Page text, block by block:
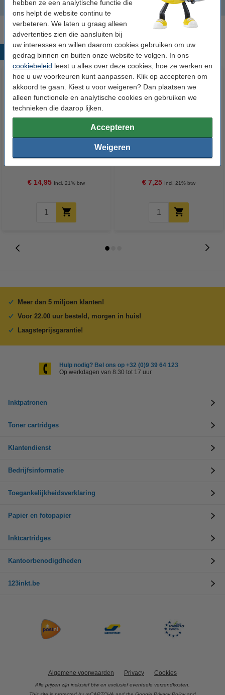
hebben ze een analytische functie die
ons helpt de website continu te
verbeteren. We laten u graag alleen
advertenties zien die aansluiten bij
uw interesses en willen daarom cookies gebruiken om uw
gedrag binnen en buiten onze website te volgen. In ons
cookiebeleid leest u alles over deze cookies, hoe ze werken en
hoe u uw voorkeuren kunt aanpassen. Klik op accepteren om
akkoord te gaan. Kiest u voor weigeren? Dan plaatsen we
alleen functionele en analytische cookies en gebruiken we
technieken die daarop lijken.
Accepteren
Weigeren
03200ZD25707 (57 mm x 74 m)
Populaire producten
123accu Xtreme Power MN1500
Penlite AA batterij 24 stuks
€ 14,95 Incl. 21% btw
123inkt kopieerpapier 1 pak van
500 vellen A4 - 80 g/m²
€ 7,25 Incl. 21% btw
Meer dan 5 miljoen klanten!
Voor 22.00 uur besteld, morgen in huis!
Laagsteprijsgarantie!
Hulp nodig? Bel ons op +32 (0)9 39 64 123
Op werkdagen van 8.30 tot 17 uur
Inktpatronen
Toner cartridges
Klantendienst
Bedrijfsinformatie
Toegankelijkheidsverklaring
Papier en fotopapier
Inktcartridges
Kantoorbenodigdheden
123inkt.be
Algemene voorwaarden Privacy Cookies
Alle prijzen zijn inclusief btw en exclusief eventuele verzendkosten.